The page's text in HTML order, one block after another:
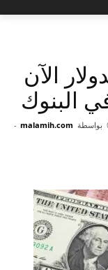
الآن
البنوك
بواسطة malamih.com
-